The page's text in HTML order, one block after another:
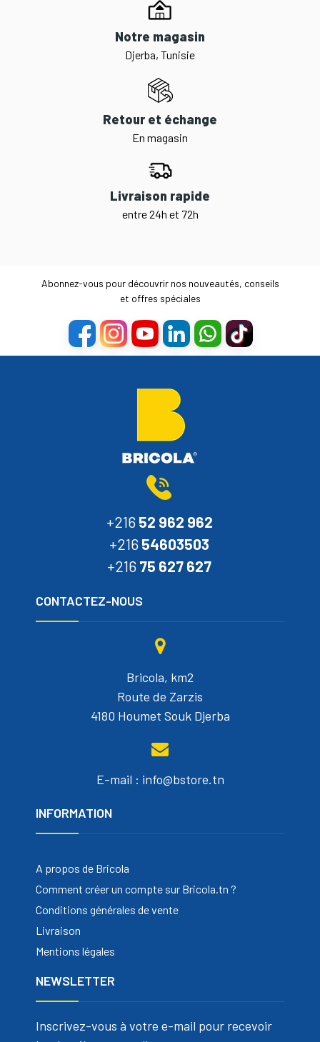
Notre magasin
Djerba, Tunisie
Retour et échange
En magasin
Livraison rapide
entre 24h et 72h
Abonnez-vous pour découvrir nos nouveautés, conseils
et offres spéciales
+216 52 962 962
+216 54603503
+216 75 627 627
CONTACTEZ-NOUS
Bricola, km2
Route de Zarzis
4180 Houmet Souk Djerba
E-mail : info@bstore.tn
INFORMATION
A propos de Bricola
Comment créer un compte sur Bricola.tn ?
Conditions générales de vente
Livraison
Mentions légales
NEWSLETTER
Inscrivez-vous à votre e-mail pour recevoir